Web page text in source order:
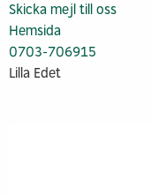
Skicka mejl till oss
Hemsida
0703-706915
Lilla Edet